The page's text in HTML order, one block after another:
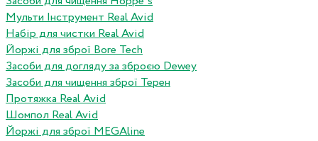
Мульти Інструмент Real Avid
Набір для чистки Real Avid
Йоржі для зброї Bore Tech
Засоби для догляду за зброєю Dewey
Засоби для чищення зброї Терен
Протяжка Real Avid
Шомпол Real Avid
Йоржі для зброї MEGAline